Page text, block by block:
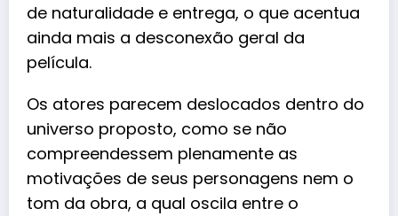
de naturalidade e entrega, o que acentua
ainda mais a desconexão geral da
película.
Os atores parecem deslocados dentro do
universo proposto, como se não
compreendessem plenamente as
motivações de seus personagens nem o
tom da obra, a qual oscila entre o